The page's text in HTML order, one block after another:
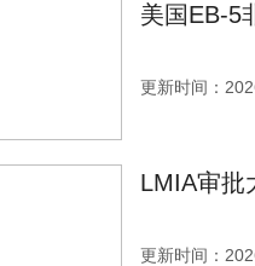
美国EB-5
更新时间：
LMIA审批
更新时间：